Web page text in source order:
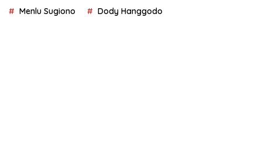
Menlu Sugiono Dody Hanggodo